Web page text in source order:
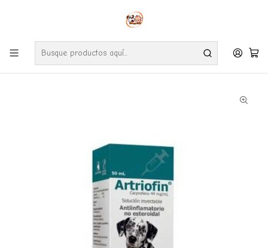
Envíos gratuitos por compras desde $24.990 en la RM (Comunas informadas
Ve nuestras zonas de cobertura diaria.
Inicio Farmacia Perro Artriofin Inyectable 50 ML